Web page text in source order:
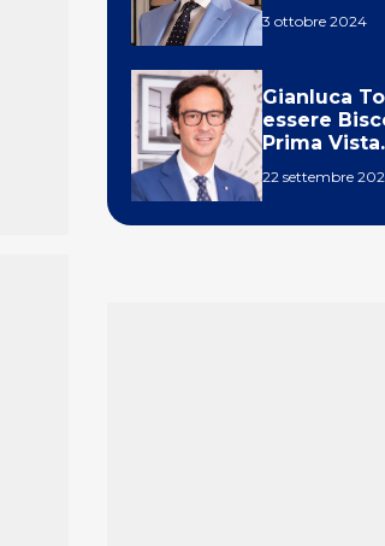
3 ottobre 2024
Gianluca
essere
Prima
22 settembre